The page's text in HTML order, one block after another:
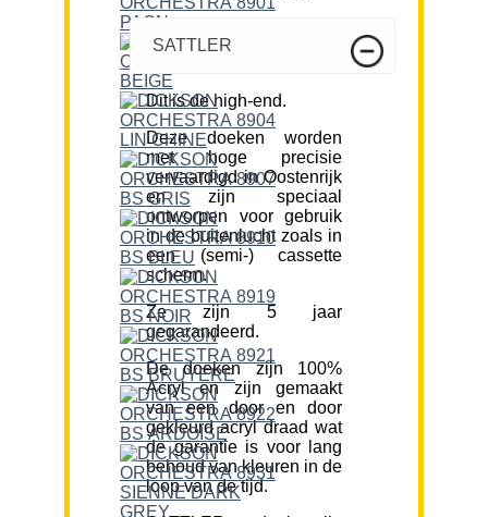
SATTLER
Dit is de high-end.
Deze doeken worden
met hoge precisie
vervaardigd in Oostenrijk
en zijn speciaal
ontworpen voor gebruik
in de buitenlucht zoals in
een (semi-) cassette
scherm.
Ze zijn 5 jaar
gegarandeerd.
De doeken zijn 100%
Acryl en zijn gemaakt
van een door en door
gekleurd acryl draad wat
de garantie is voor lang
behoud van kleuren in de
loop van de tijd.